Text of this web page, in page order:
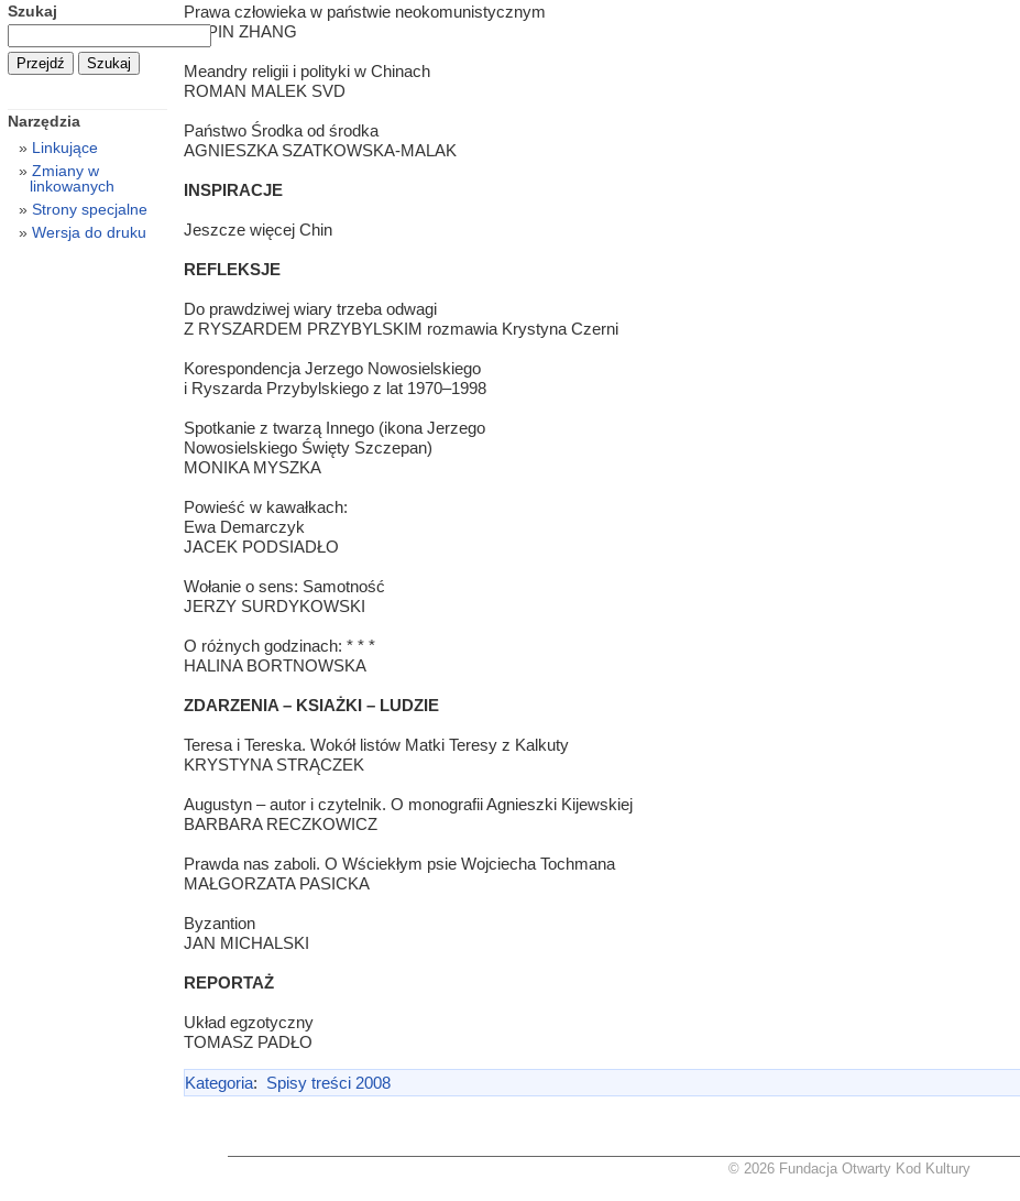
Prawa człowieka w państwie neokomunistycznym
ERPIN ZHANG
Meandry religii i polityki w Chinach
ROMAN MALEK SVD
Państwo Środka od środka
AGNIESZKA SZATKOWSKA-MALAK
INSPIRACJE
Jeszcze więcej Chin
REFLEKSJE
Do prawdziwej wiary trzeba odwagi
Z RYSZARDEM PRZYBYLSKIM rozmawia Krystyna Czerni
Korespondencja Jerzego Nowosielskiego
i Ryszarda Przybylskiego z lat 1970–1998
Spotkanie z twarzą Innego (ikona Jerzego
Nowosielskiego Święty Szczepan)
MONIKA MYSZKA
Powieść w kawałkach:
Ewa Demarczyk
JACEK PODSIADŁO
Wołanie o sens: Samotność
JERZY SURDYKOWSKI
O różnych godzinach: * * *
HALINA BORTNOWSKA
ZDARZENIA – KSIAŻKI – LUDZIE
Teresa i Tereska. Wokół listów Matki Teresy z Kalkuty
KRYSTYNA STRĄCZEK
Augustyn – autor i czytelnik. O monografii Agnieszki Kijewskiej
BARBARA RECZKOWICZ
Prawda nas zaboli. O Wściekłym psie Wojciecha Tochmana
MAŁGORZATA PASICKA
Byzantion
JAN MICHALSKI
REPORTAŻ
Układ egzotyczny
TOMASZ PADŁO
Kategoria: Spisy treści 2008
Szukaj
Narzędzia
Linkujące
Zmiany w
linkowanych
Strony specjalne
Wersja do druku
© 2026 Fundacja Otwarty Kod Kultury